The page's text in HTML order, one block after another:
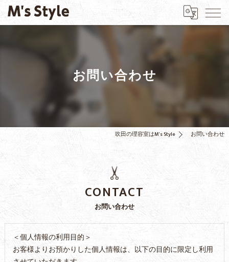
お問い合わせ
吹田の理容室はM's Style お問い合わせ
お問い合わせ
CONTACT
＜個人情報の利用目的＞
お客様よりお預かりした個人情報は、以下の目的に限定し利用